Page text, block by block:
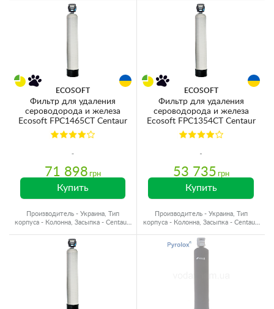
ECOSOFT
Фильтр для удаления
сероводорода и железа
Ecosoft FPC1465CT Centaur
71 898 грн
Купить
Производитель - Украина, Тип
корпуса - Колонна, Засыпка - Centaur,
ECOSOFT
Фильтр для удаления
сероводорода и железа
Ecosoft FPC1354CT Centaur
53 735 грн
Купить
Производитель - Украина, Тип
корпуса - Колонна, Засыпка - Centaur,